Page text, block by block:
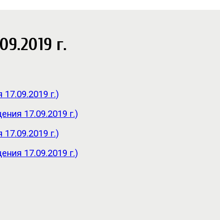
г.
г.)
17.09.2019 г.)
г.)
17.09.2019 г.)